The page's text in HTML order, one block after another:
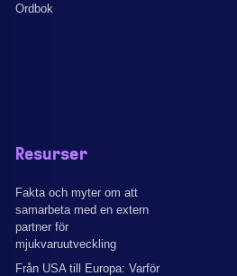
Ordbok
Resurser
Fakta och myter om att
samarbeta med en extern
partner för
mjukvaruutveckling
Från USA till Europa: Varför